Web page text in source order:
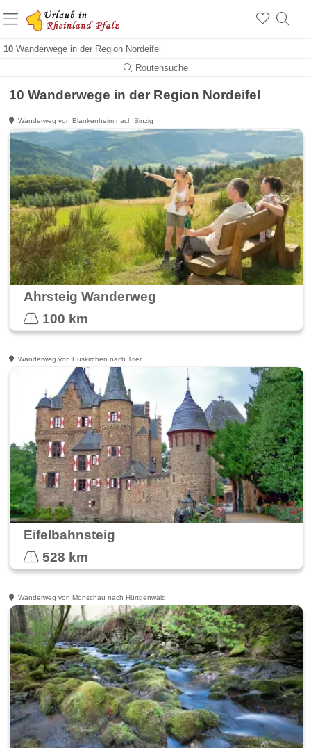
10 Wanderwege in der Region Nordeifel
Routensuche
+1.500 Unterkünfte in Rheinland-Pfalz
+1.000 Sehenswürdigkeiten
10 Wanderwege in der Region Nordeifel
Wanderweg von Blankenheim nach Sinzig
Ahrsteig Wanderweg
100 km
Wanderweg von Euskirchen nach Trier
Eifelbahnsteig
528 km
Wanderweg von Monschau nach Hürtgenwald